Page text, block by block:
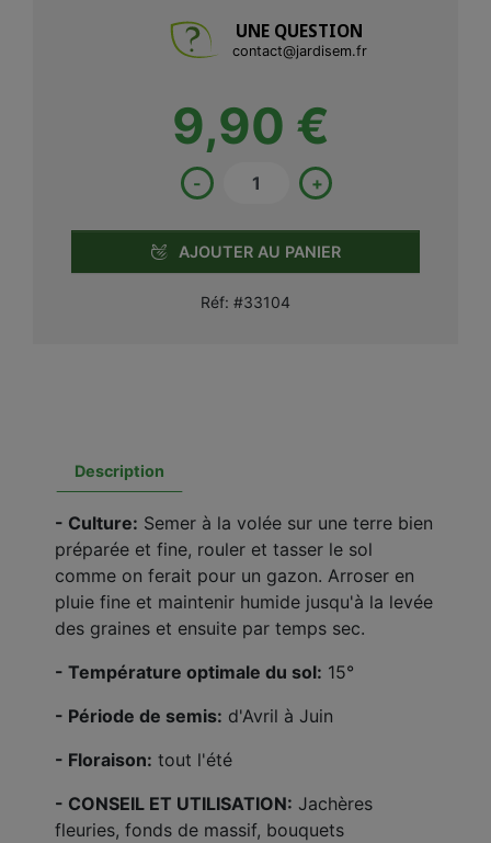
UNE QUESTION
contact@jardisem.fr
9,90 €
- +
AJOUTER AU PANIER
Réf: #33104
Description
- Culture: Semer à la volée sur une terre bien
préparée et fine, rouler et tasser le sol
comme on ferait pour un gazon. Arroser en
pluie fine et maintenir humide jusqu'à la levée
des graines et ensuite par temps sec.
- Température optimale du sol: 15°
- Période de semis: d'Avril à Juin
- Floraison: tout l'été
- CONSEIL ET UTILISATION: Jachères
fleuries, fonds de massif, bouquets